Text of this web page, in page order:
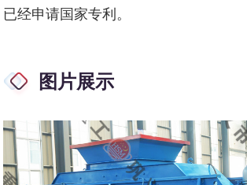
已经申请国家专利。
图片展示